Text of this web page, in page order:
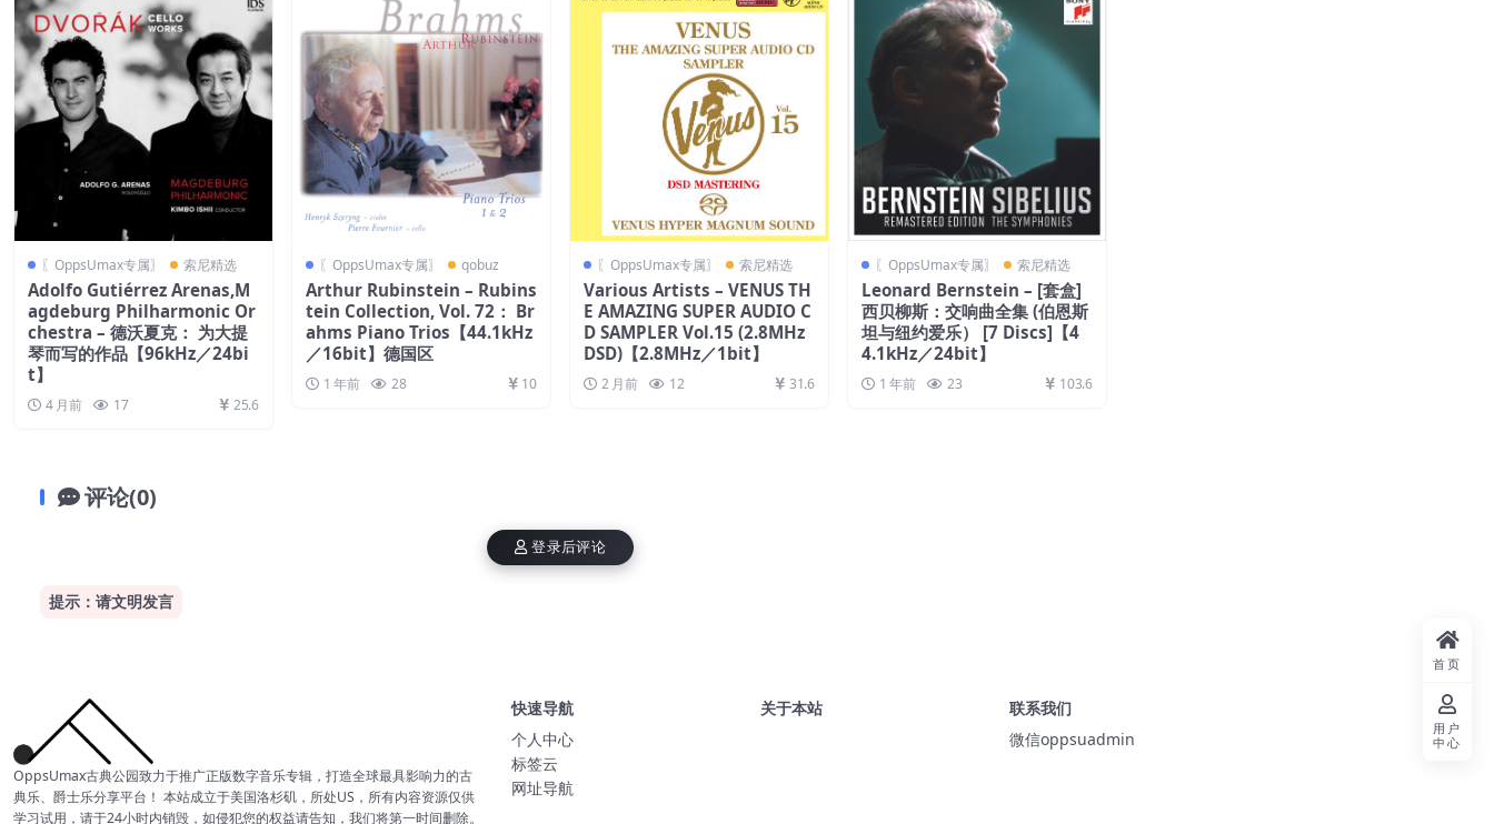
〖OppsUmax专属〗 索尼精选
Adolfo Gutiérrez Arenas,M
agdeburg Philharmonic Or
chestra – 德沃夏克： 为大提
琴而写的作品【96kHz／24bi
t】
4 月前 17 25.6
〖OppsUmax专属〗 qobuz
Arthur Rubinstein – Rubins
tein Collection, Vol. 72： Br
ahms Piano Trios【44.1kHz
／16bit】德国区
1 年前 28 10
〖OppsUmax专属〗 索尼精选
Various Artists – VENUS TH
E AMAZING SUPER AUDIO C
D SAMPLER Vol.15 (2.8MHz
DSD)【2.8MHz／1bit】
2 月前 12 31.6
〖OppsUmax专属〗 索尼精选
Leonard Bernstein – [套盒]
西贝柳斯：交响曲全集 (伯恩斯
坦与纽约爱乐） [7 Discs]【4
4.1kHz／24bit】
1 年前 23 103.6
评论(0)
提示：请文明发言
登录后评论
OppsUmax古典公园致力于推广正版数字音乐专辑，打造全球最具影响力的古
典乐、爵士乐分享平台！ 本站成立于美国洛杉矶，所处US，所有内容资源仅供
学习试用，请于24小时内销毁，如侵犯您的权益请告知，我们将第一时间删除。
快速导航
个人中心
标签云
网址导航
关于本站
联系我们
微信oppsuadmin
首页
用户
中心